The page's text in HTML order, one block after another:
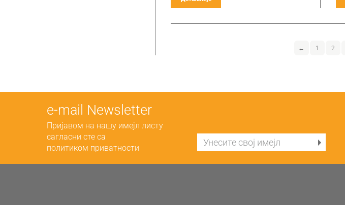
← 1 2
е-mail Newsletter
Пријавом на нашу имејл листу
сагласни сте са
политиком приватности